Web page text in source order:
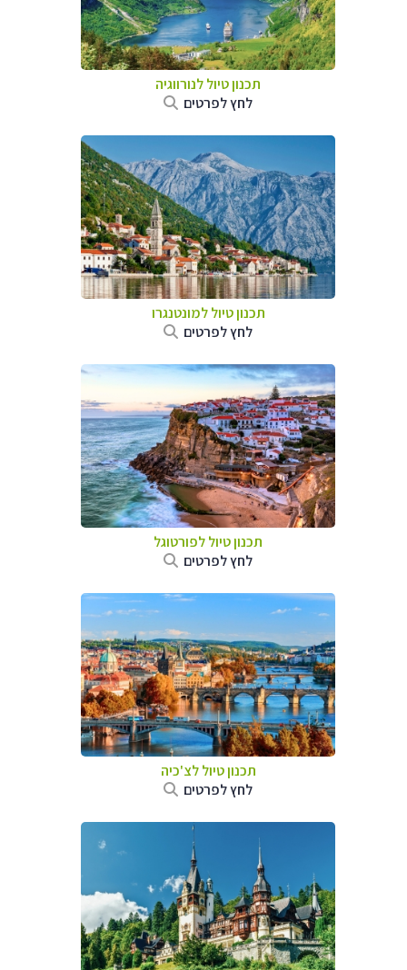
תכנון טיול לנורווגיה
לחץ לפרטים
תכנון טיול למונטנגרו
לחץ לפרטים
תכנון טיול לפורטוגל
לחץ לפרטים
תכנון טיול לצ'כיה
לחץ לפרטים